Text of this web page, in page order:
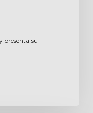
presenta su